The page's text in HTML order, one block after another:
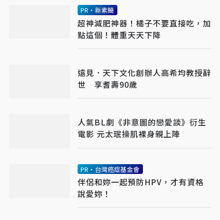
PR・新素簡
超神減肥神器！橘子不要直接吃，加
點這個！體重天天下降
遠見．天下文化創辦人高希均教授辭
世 享耆壽90歲
人氣BL劇《非意圖的戀愛談》衍生
電影 元太珉操肌裸身親上陣
PR・台灣癌症基金會
伴侶和妳一起預防HPV，才有資格
說愛妳！